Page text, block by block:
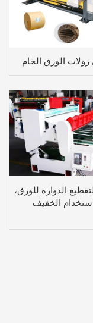
الورق الخام
الدوارة للورق،
الخفيف